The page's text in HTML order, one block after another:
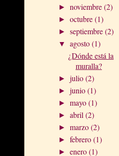
►noviembre(2)
►octubre(1)
►septiembre(2)
▼agosto(1)
¿Dónde está la
muralla?
►julio(2)
►junio(1)
►mayo(1)
►abril(2)
►marzo(2)
►febrero(1)
►enero(1)